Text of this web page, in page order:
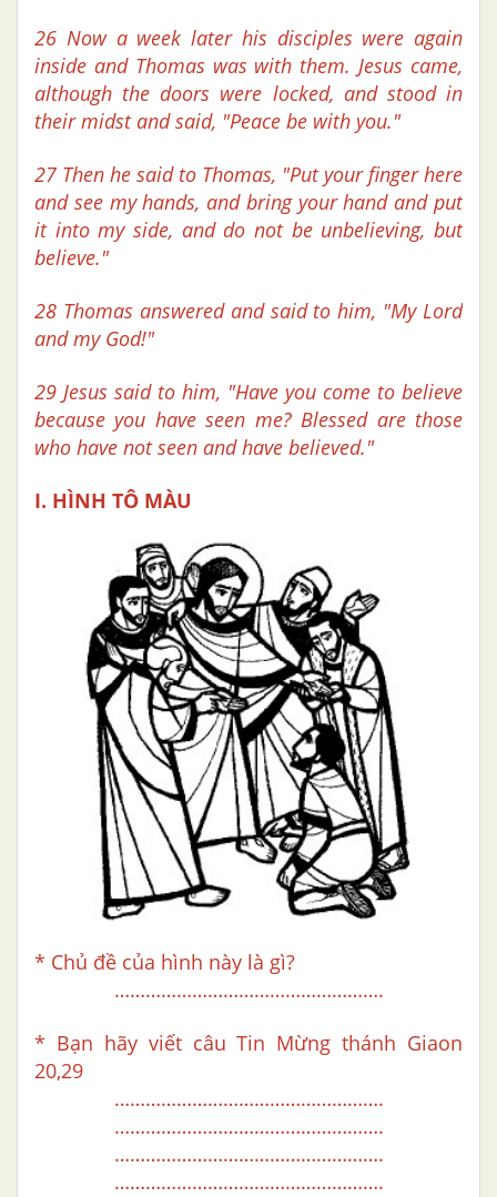
26 Now a week later his disciples were again
inside and Thomas was with them. Jesus came,
although the doors were locked, and stood in
their midst and said, "Peace be with you."
27 Then he said to Thomas, "Put your finger here
and see my hands, and bring your hand and put
it into my side, and do not be unbelieving, but
believe."
28 Thomas answered and said to him, "My Lord
and my God!"
29 Jesus said to him, "Have you come to believe
because you have seen me? Blessed are those
who have not seen and have believed."
I. HÌNH TÔ MÀU
* Chủ đề của hình này là gì?
…………………………………………….
* Bạn hãy viết câu Tin Mừng thánh Giaon
20,29
…………………………………………….
…………………………………………….
…………………………………………….
…………………………………………….